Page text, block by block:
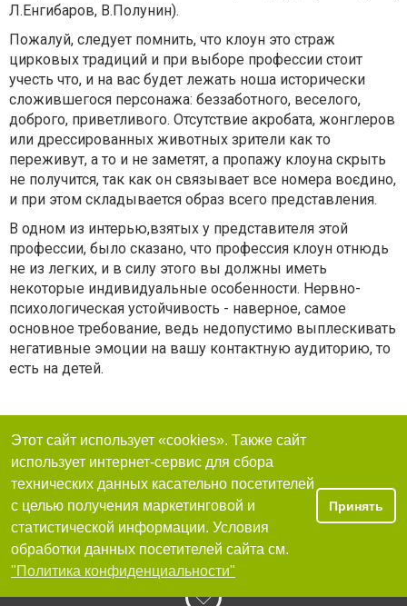
Л.Енгибаров, В.Полунин).
Пожалуй, следует помнить, что клоун это страж
цирковых традиций и при выборе профессии стоит
учесть что, и на вас будет лежать ноша исторически
сложившегося персонажа: беззаботного, веселого,
доброго, приветливого. Отсутствие акробата, жонглеров
или дрессированных животных зрители как то
переживут, а то и не заметят, а пропажу клоуна скрыть
не получится, так как он связывает все номера воєдино,
и при этом складывается образ всего представления.
В одном из интерью,взятых у представителя этой
профессии, было сказано, что профессия клоун отнюдь
не из легких, и в силу этого вы должны иметь
некоторые индивидуальные особенности. Нервно-
психологическая устойчивость - наверное, самое
основное требование, ведь недопустимо выплескивать
негативные эмоции на вашу контактную аудиторию, то
есть на детей.
Этот сайт использует «cookies». Также сайт
использует интернет-сервис для сбора
технических данных касательно посетителей
с целью получения маркетинговой и
статистической информации. Условия
обработки данных посетителей сайта см.
"Политика конфиденциальности"
Принять